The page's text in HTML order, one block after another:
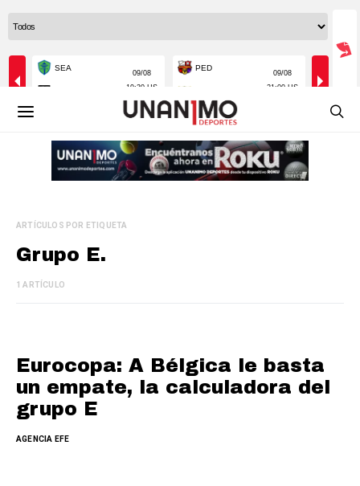
ARTÍCULOS POR ETIQUETA
Grupo E.
1 ARTÍCULO
Eurocopa: A Bélgica le basta
un empate, la calculadora del
grupo E
AGENCIA EFE